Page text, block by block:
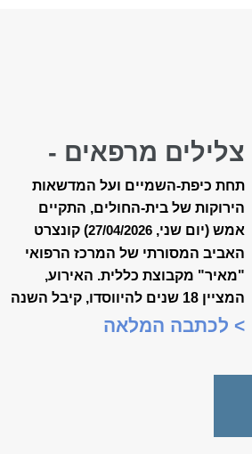
צלילים מרפאים -
קונצרט האביב ה-18
של ״מאיר״
תחת כיפת-השמיים ועל המדשאות
הירוקות של בית-החולים, התקיים
אמש (יום שני, 27/04/2026) קונצרט
האביב המסורתי של המרכז הרפואי
"מאיר" מקבוצת כללית. האירוע,
המציין 18 שנים להיווסדו, קיבל השנה
משמעות מיוחדת, כשנכלל לראשונה
> לכתבה המלאה